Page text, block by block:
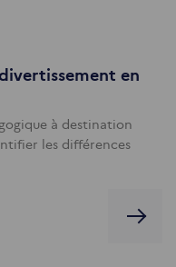
en
à destination
les différences